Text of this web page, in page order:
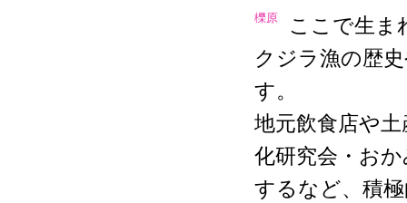
櫟原
ここで生ま
クジラ漁の歴
す。
地元飲食店や
化研究会・お
するなど、積